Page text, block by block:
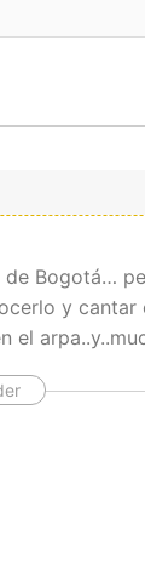
Bogotá…
y
el